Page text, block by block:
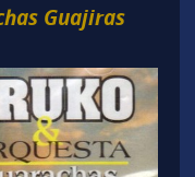
Guajiras